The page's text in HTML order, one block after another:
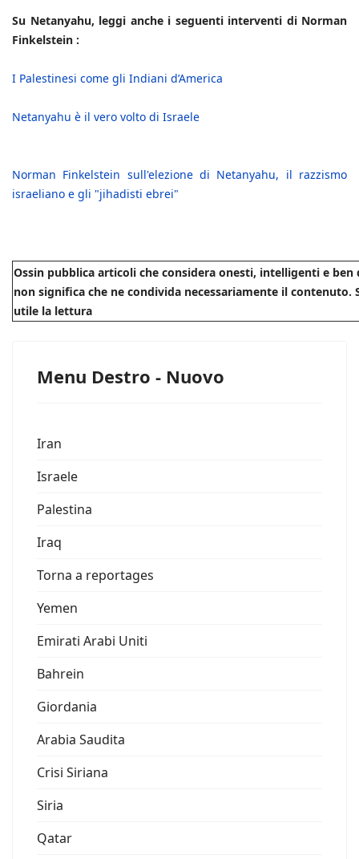
Su Netanyahu, leggi anche i seguenti interventi di Norman
Finkelstein :
I Palestinesi come gli Indiani d’America
Netanyahu è il vero volto di Israele
Norman Finkelstein sull'elezione di Netanyahu, il razzismo
israeliano e gli "jihadisti ebrei"
Ossin pubblica articoli che considera onesti, intelligenti e ben
non significa che ne condivida necessariamente il contenuto.
utile la lettura
Menu Destro - Nuovo
Iran
Israele
Palestina
Iraq
Torna a reportages
Yemen
Emirati Arabi Uniti
Bahrein
Giordania
Arabia Saudita
Crisi Siriana
Siria
Qatar